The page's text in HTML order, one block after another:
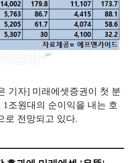
기자] 미래에셋증권이 첫 분
조원대의 순이익을 내는 호
로 전망되고 있다.